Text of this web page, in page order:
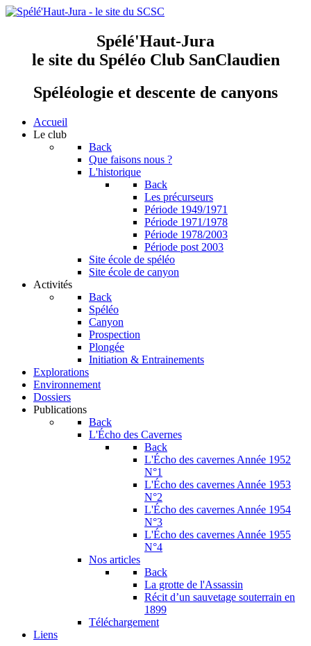
Spélé'Haut-Jura
le site du Spéléo Club SanClaudien
Spéléologie et descente de canyons
Accueil
Le club
Back
Que faisons nous ?
L'historique
Back
Les précurseurs
Période 1949/1971
Période 1971/1978
Période 1978/2003
Période post 2003
Site école de spéléo
Site école de canyon
Activités
Back
Spéléo
Canyon
Prospection
Plongée
Initiation & Entrainements
Explorations
Environnement
Dossiers
Publications
Back
L'Écho des Cavernes
Back
L'Écho des cavernes Année 1952
N°1
L'Écho des cavernes Année 1953
N°2
L'Écho des cavernes Année 1954
N°3
L'Écho des cavernes Année 1955
N°4
Nos articles
Back
La grotte de l'Assassin
Récit d’un sauvetage souterrain en
1899
Téléchargement
Liens